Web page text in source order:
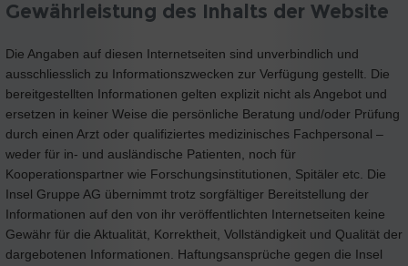
Gewährleistung des Inhalts der Website
Die Angaben auf diesen Internetseiten sind unverbindlich und
ausschliesslich zu Informationszwecken zur Verfügung gestellt. Die
bereitgestellten Informationen gelten explizit nicht als Angebot und
ersetzen in keiner Weise die persönliche Beratung und/oder Prüfung
durch einen Arzt oder qualifiziertes medizinisches Fachpersonal –
weder für in- und ausländische Patienten, noch für
Kooperationspartner wie Forschungsinstitutionen, Spitäler etc. Die
Insel Gruppe AG übernimmt trotz sorgfältiger Bereitstellung der
Informationen auf den von ihr veröffentlichten Internetseiten keine
Gewähr für die Aktualität, Korrektheit, Vollständigkeit und Qualität der
dargebotenen Informationen. Haftungsansprüche gegen die Insel